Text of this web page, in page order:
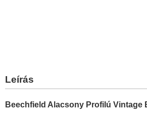
Leírás
Beechfield Alacsony Profilú Vintage